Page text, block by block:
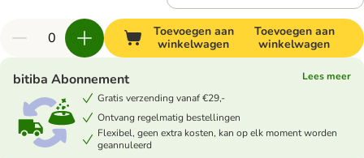
Toevoegen aan
winkelwagen
Toevoegen aan
winkelwagen
bitiba Abonnement
Lees meer
Gratis verzending vanaf €29,-
Ontvang regelmatig bestellingen
Flexibel, geen extra kosten, kan op elk moment worden
geannuleerd